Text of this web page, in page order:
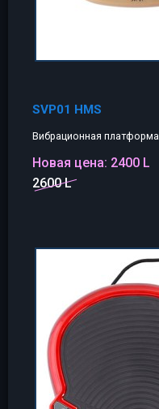
SVP01 HMS
Вибрационная платформа
Новая цена: 2400 L
2600 L